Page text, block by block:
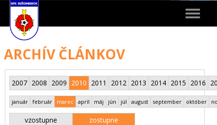
Toggle
ARCHÍV ČLÁNKOV
2007 2008 2009 2010 2011 2012 2013 2014 2015 2016
január február marec apríl máj jún júl august september október
vzostupne zostupne